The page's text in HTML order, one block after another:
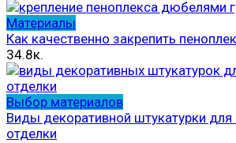
Материалы
Как качественно закрепить
34.8к.
Выбор материалов
Виды декоративной штукатурки для
отделки